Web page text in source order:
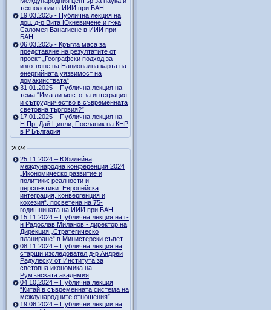
технологии в ИИИ при БАН
19.03.2025 - Публична лекция на
доц. д-р Вита Юкневичене и г-жа
Саломея Ванагиене в ИИИ при
БАН
06.03.2025 - Кръгла маса за
представяне на резултатите от
проект „Географски подход за
изготвяне на Национална карта на
енергийната уязвимост на
домакинствата“
31.01.2025 – Публична лекция на
тема “Има ли място за интеграция
и сътрудничество в съвременната
световна търговия?”
17.01.2025 – Публична лекция на
Н.Пр. Дай Цинли, Посланик на КНР
в Р България
2024
25.11.2024 – Юбилейна
международна конференция 2024
„Икономическо развитие и
политики: реалности и
перспективи. Европейска
интеграция, конвергенция и
кохезия“, посветена на 75-
годишнината на ИИИ при БАН
15.11.2024 – Публична лекция на г-
н Радослав Миланов - директор на
Дирекция „Стратегическо
планиране“ в Министерски съвет
08.11.2024 – Публична лекция на
старши изследовател д-р Андрей
Радулеску от Института за
световна икономика на
Румънската академия
04.10.2024 – Публична лекция
“Китай в съвременната система на
международните отношения”
19.06.2024 – Публични лекции на